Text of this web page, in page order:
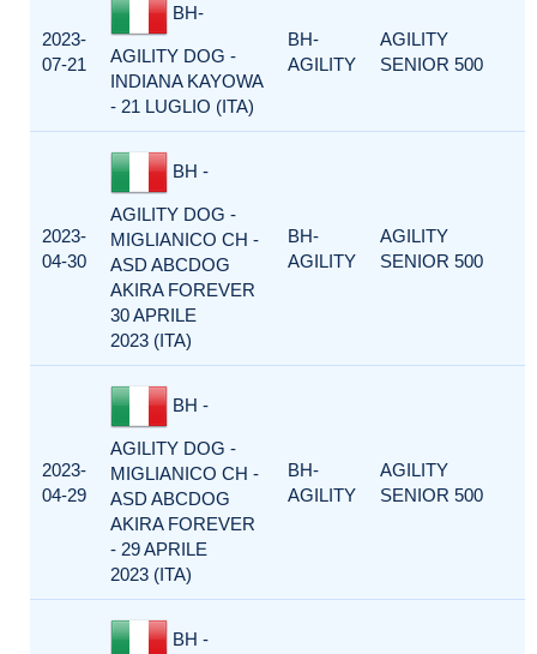
2023-
07-21
BH-
AGILITY DOG -
INDIANA KAYOWA
- 21 LUGLIO (ITA)
BH-
AGILITY
AGILITY
SENIOR 500
2023-
04-30
BH -
AGILITY DOG -
MIGLIANICO CH -
ASD ABCDOG
AKIRA FOREVER
30 APRILE
2023 (ITA)
BH-
AGILITY
AGILITY
SENIOR 500
2023-
04-29
BH -
AGILITY DOG -
MIGLIANICO CH -
ASD ABCDOG
AKIRA FOREVER
- 29 APRILE
2023 (ITA)
BH-
AGILITY
AGILITY
SENIOR 500
BH -